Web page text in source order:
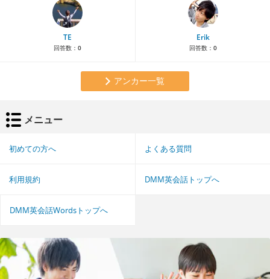
TE
回答数： 0
Erik
回答数： 0
アンカー一覧
メニュー
初めての方へ よくある質問
利用規約 DMM英会話トップへ
DMM英会話Wordsトップへ